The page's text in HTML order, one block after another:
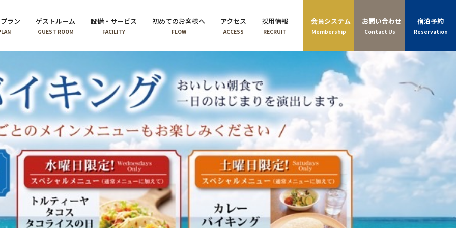
ラン ゲストルーム
GUEST ROOM
設備・サービス
FACILITY
初めてのお客様へ
FLOW
アクセス
ACCESS
採用情報
RECRUIT
会員システム
Membership
お問い合わせ
Contact Us
宿泊予約
Reservation